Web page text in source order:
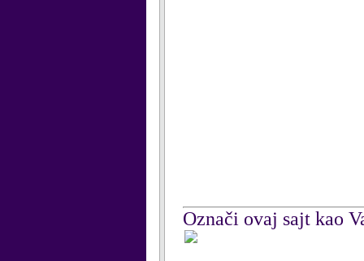
Označi ovaj sajt kao